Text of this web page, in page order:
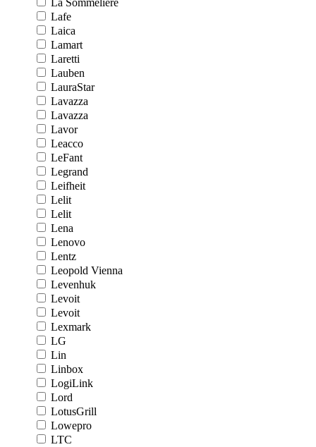
La Sommeliere
Lafe
Laica
Lamart
Laretti
Lauben
LauraStar
Lavazza
Lavazza
Lavor
Leacco
LeFant
Legrand
Leifheit
Lelit
Lelit
Lena
Lenovo
Lentz
Leopold Vienna
Levenhuk
Levoit
Levoit
Lexmark
LG
Lin
Linbox
LogiLink
Lord
LotusGrill
Lowepro
LTC